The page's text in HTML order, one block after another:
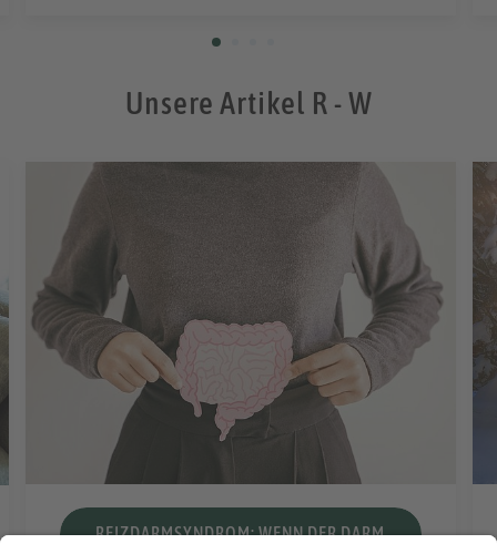
Unsere Artikel R - W
REIZDARMSYNDROM: WENN DER DARM